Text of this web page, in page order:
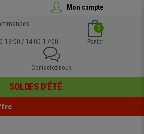
Mon compte
13:00 / 14:00-17:00
0
Panier
Contactez-nous
SOLDES D'ÉTÉ
-